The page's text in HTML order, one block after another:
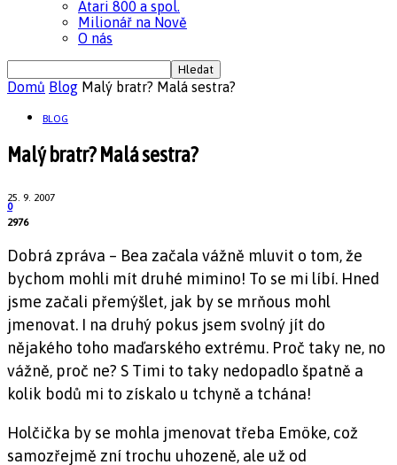
Atari 800 a spol.
Milionář na Nově
O nás
Domů Blog Malý bratr? Malá sestra?
BLOG
Malý bratr? Malá sestra?
25. 9. 2007
0
2976
Dobrá zpráva – Bea začala vážně mluvit o tom, že
bychom mohli mít druhé mimino! To se mi líbí. Hned
jsme začali přemýšlet, jak by se mrňous mohl
jmenovat. I na druhý pokus jsem svolný jít do
nějakého toho maďarského extrému. Proč taky ne, no
vážně, proč ne? S Timi to taky nedopadlo špatně a
kolik bodů mi to získalo u tchyně a tchána!
Holčička by se mohla jmenovat třeba Emöke, což
samozřejmě zní trochu uhozeně, ale už od